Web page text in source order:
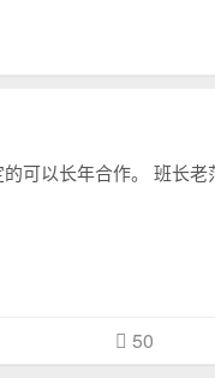
50